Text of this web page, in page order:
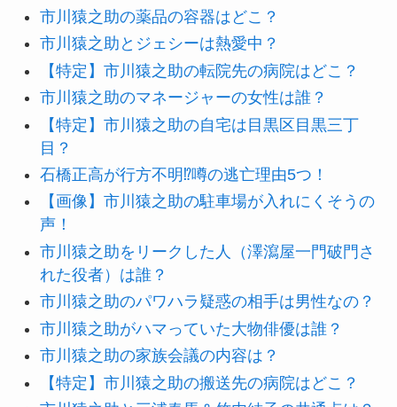
市川猿之助の薬品の容器はどこ？
市川猿之助とジェシーは熱愛中？
【特定】市川猿之助の転院先の病院はどこ？
市川猿之助のマネージャーの女性は誰？
【特定】市川猿之助の自宅は目黒区目黒三丁
目？
石橋正高が行方不明⁉噂の逃亡理由5つ！
【画像】市川猿之助の駐車場が入れにくそうの
声！
市川猿之助をリークした人（澤瀉屋一門破門さ
れた役者）は誰？
市川猿之助のパワハラ疑惑の相手は男性なの？
市川猿之助がハマっていた大物俳優は誰？
市川猿之助の家族会議の内容は？
【特定】市川猿之助の搬送先の病院はどこ？